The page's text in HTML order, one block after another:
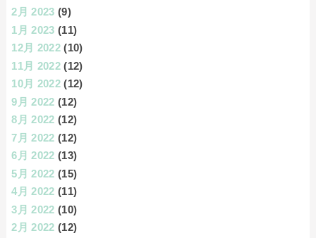
2月 2023 (9)
1月 2023 (11)
12月 2022 (10)
11月 2022 (12)
10月 2022 (12)
9月 2022 (12)
8月 2022 (12)
7月 2022 (12)
6月 2022 (13)
5月 2022 (15)
4月 2022 (11)
3月 2022 (10)
2月 2022 (12)